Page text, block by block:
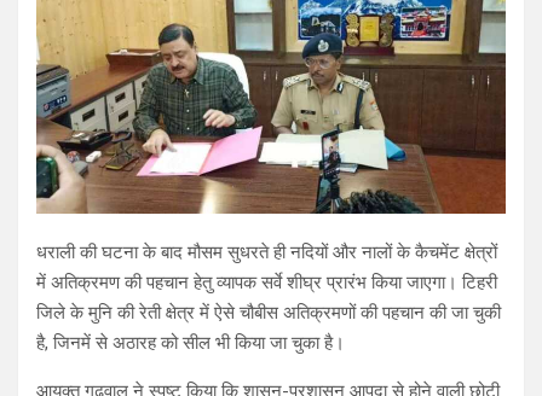
धराली की घटना के बाद मौसम सुधरते ही नदियों और नालों के कैचमेंट क्षेत्रों
में अतिक्रमण की पहचान हेतु व्यापक सर्वे शीघ्र प्रारंभ किया जाएगा। टिहरी
जिले के मुनि की रेती क्षेत्र में ऐसे चौबीस अतिक्रमणों की पहचान की जा चुकी
है, जिनमें से अठारह को सील भी किया जा चुका है।
आयुक्त गढ़वाल ने स्पष्ट किया कि शासन-प्रशासन आपदा से होने वाली छोटी